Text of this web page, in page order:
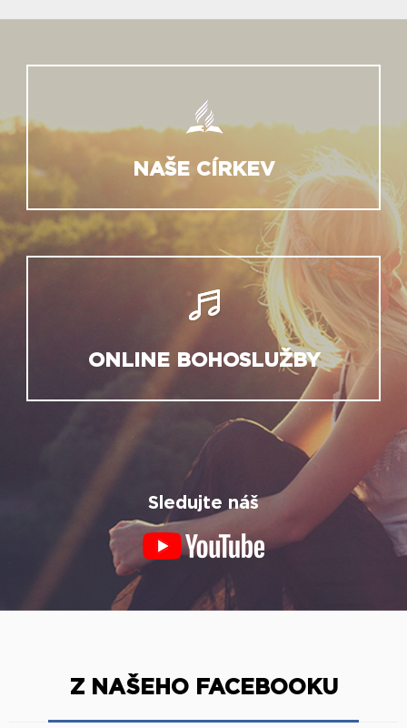
NAŠE CÍRKEV
ONLINE BOHOSLUŽBY
Sledujte náš
Z NAŠEHO FACEBOOKU